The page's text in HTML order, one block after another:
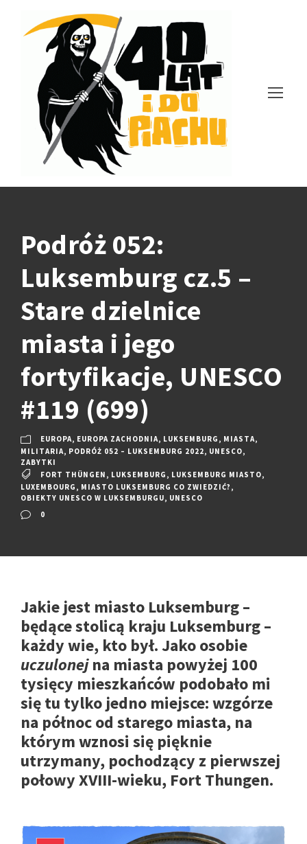
Podróż 052:
Luksemburg cz.5 –
Stare dzielnice
miasta i jego
fortyfikacje, UNESCO
#119 (699)
EUROPA, EUROPA ZACHODNIA, LUKSEMBURG , MIASTA,
MILITARIA, PODRÓŻ 052 – LUKSEMBURG 2022, UNESCO,
ZABYTKI
FORT THÜNGEN , LUKSEMBURG , LUKSEMBURG MIASTO,
LUXEMBOURG , MIASTO LUKSEMBURG CO ZWIEDZIĆ? ,
OBIEKTY UNESCO W LUKSEMBURGU, UNESCO
0
Jakie jest miasto Luksemburg –
będące stolicą kraju Luksemburg –
każdy wie, kto był. Jako osobie
uczulonejna miasta powyżej 100
tysięcy mieszkańców podobało mi
się tu tylko jedno miejsce: wzgórze
na północ od starego miasta, na
którym wznosi się pięknie
utrzymany, pochodzący z pierwszej
połowy XVIII-wieku, Fort Thungen.